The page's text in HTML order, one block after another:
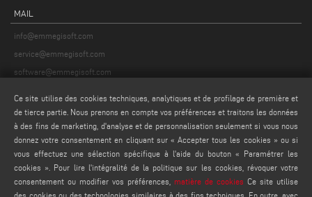
MAIL
info@emmegisoft.com
service@emmegisoft.com
software@emmegisoft.com
FIND US ON
LÉGAUX
Ce site utilise des cookies techniques, analytiques et de profilage de première et
de tierce partie. Nous prenons en compte vos préférences et traitons les données
à des fins de marketing, d'analyse et de personnalisation seulement si vous nous
donnez votre consentement en cliquant sur « Accepter tous les cookies » ou si
vous effectuez une sélection spécifique à l'aide du bouton « Paramétrer les
cookies ». Pour lire l'intégralité de la politique sur les cookies, révoquer votre
consentement ou modifier vos préférences, matière de cookies Ce site utilise